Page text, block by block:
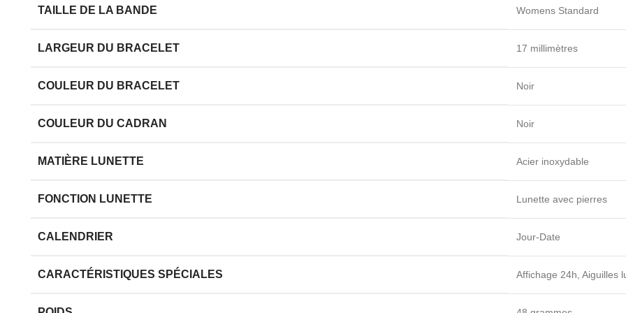
TAILLE DE LA BANDE Womens Standard
LARGEUR DU BRACELET 17 millimètres
COULEUR DU BRACELET Noir
COULEUR DU CADRAN Noir
MATIÈRE LUNETTE Acier inoxydable
FONCTION LUNETTE Lunette avec pierres
CALENDRIER Jour-Date
CARACTÉRISTIQUES SPÉCIALES Affichage 24h, Aiguilles